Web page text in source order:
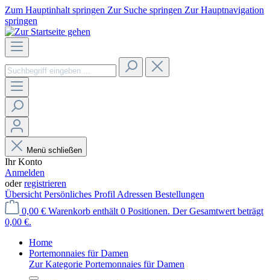
Zum Hauptinhalt springen Zur Suche springen Zur Hauptnavigation
springen
Menü schließen
Ihr Konto
Anmelden
oderregistrieren
Übersicht Persönliches Profil Adressen Bestellungen
0,00 € Warenkorb enthält 0 Positionen. Der Gesamtwert beträgt
0,00 €.
Home
Portemonnaies für Damen
Zur Kategorie Portemonnaies für Damen